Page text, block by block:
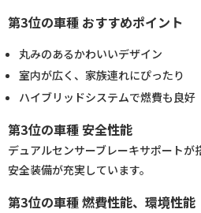
第3位の車種 おすすめポイント
丸みのあるかわいいデザイン
室内が広く、家族連れにぴったり
ハイブリッドシステムで燃費も良好
第3位の車種 安全性能
デュアルセンサーブレーキサポートが
安全装備が充実しています。
第3位の車種 燃費性能、環境性能